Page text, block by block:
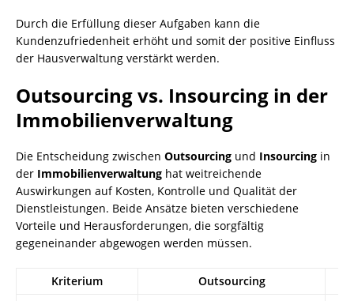
Durch die Erfüllung dieser Aufgaben kann die
Kundenzufriedenheit erhöht und somit der positive Einfluss
der Hausverwaltung verstärkt werden.
Outsourcing vs. Insourcing in der
Immobilienverwaltung
Die Entscheidung zwischen Outsourcing und Insourcing in
der Immobilienverwaltung hat weitreichende
Auswirkungen auf Kosten, Kontrolle und Qualität der
Dienstleistungen. Beide Ansätze bieten verschiedene
Vorteile und Herausforderungen, die sorgfältig
gegeneinander abgewogen werden müssen.
Kriterium
Outsourcing